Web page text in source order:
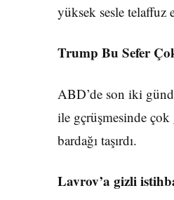
yüksek sesle telaffuz
Trump Bu Sefer
ABD’de son iki
ile gçrüşmesinde çok
bardağı taşırdı.
Lavrov’a gizli